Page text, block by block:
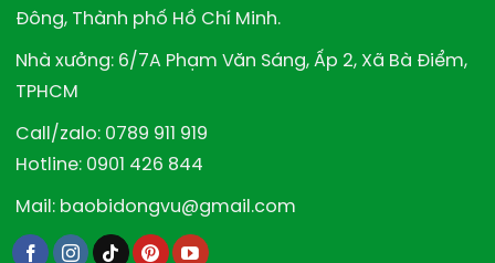
Đông, Thành phố Hồ Chí Minh.
Nhà xưởng: 6/7A Phạm Văn Sáng, Ấp 2, Xã Bà Điểm,
TPHCM
Call/zalo: 0789 911 919
Hotline: 0901 426 844
Mail: baobidongvu@gmail.com